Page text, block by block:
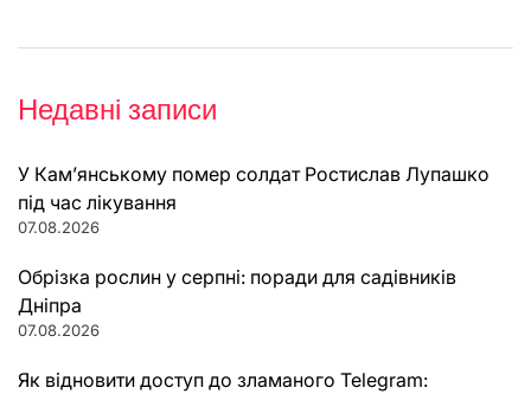
Недавні записи
У Кам’янському помер солдат Ростислав Лупашко
під час лікування
07.08.2026
Обрізка рослин у серпні: поради для садівників
Дніпра
07.08.2026
Як відновити доступ до зламаного Telegram: